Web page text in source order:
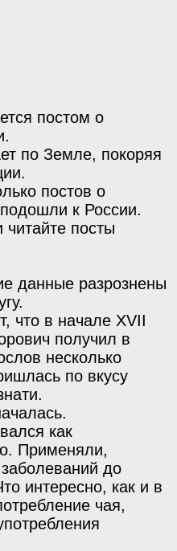
постом о
по Земле, покоряя
постов о
к России.
посты
данные разрознены
что в начале XVII
получил в
несколько
по вкусу
как
Применяли,
до
интересно, как и в
чая,